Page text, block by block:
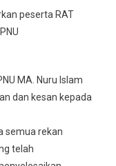
peserta RAT
MA. Nuru Islam
dan kesan kepada
semua rekan
telah